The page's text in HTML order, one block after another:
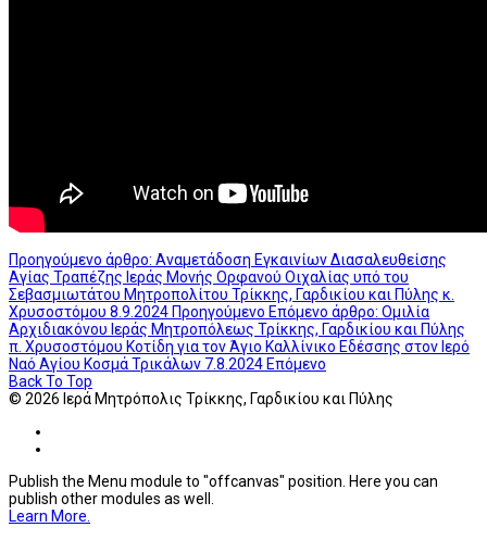
Προηγούμενο άρθρο: Αναμετάδοση Εγκαινίων Διασαλευθείσης
Αγίας Τραπέζης Ιεράς Μονής Ορφανού Οιχαλίας υπό του
Σεβασμιωτάτου Μητροπολίτου Τρίκκης, Γαρδικίου και Πύλης κ.
Χρυσοστόμου 8.9.2024Προηγούμενο Επόμενο άρθρο: Ομιλία
Αρχιδιακόνου Ιεράς Μητροπόλεως Τρίκκης, Γαρδικίου και Πύλης
π. Χρυσοστόμου Κοτίδη για τον Άγιο Καλλίνικο Εδέσσης στον Ιερό
Ναό Αγίου Κοσμά Τρικάλων 7.8.2024Επόμενο
Back To Top
© 2026 Ιερά Μητρόπολις Τρίκκης, Γαρδικίου και Πύλης
Publish the Menu module to "offcanvas" position. Here you can
publish other modules as well.
Learn More.